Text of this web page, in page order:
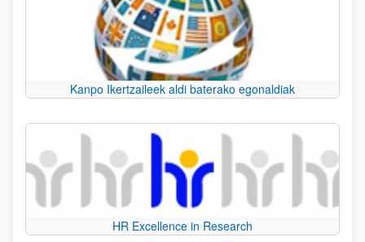
Kanpo Ikertzaileek aldi baterako egonaldiak
HR Excellence in Research